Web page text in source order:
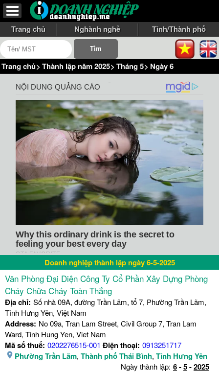
Trang chủ Nghành nghề Tỉnh/Thành phố
Trang chủ> Thành lập năm 2025> Tháng 5> Ngày 6
Doanh nghiệp thành lập ngày 6-5-2025
Văn Phòng Đại Diện Công Ty Cổ Phần Xây Dựng Phòng
Cháy Chữa Cháy Toàn Thắng
Địa chỉ: Số nhà 09A, đường Trần Lãm, tổ 7, Phường Trần Lãm,
Tỉnh Hưng Yên, Việt Nam
Address: No 09a, Tran Lam Street, Civil Group 7, Tran Lam
Ward, Tinh Hung Yen, Viet Nam
Mã số thuế: 0202276515-001 Điện thoại: 0913251717
Phường Trần Lãm, Thành phố Thái Bình, Tỉnh Hưng Yên
Ngày thành lập: 6-5-2025